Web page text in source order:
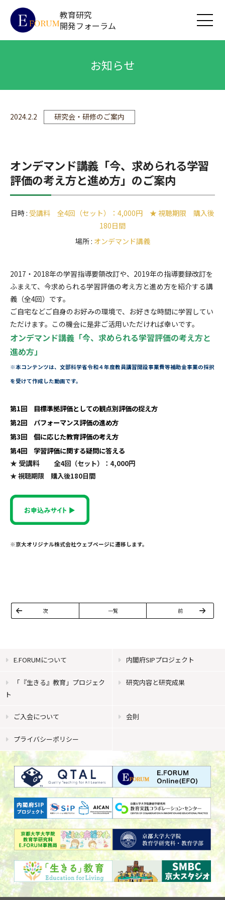
教育研究
開発フォーラム
お知らせ
2024.2.2 研究会・研修のご案内
オンデマンド講義「今、求められる学習
評価の考え方と進め方」のご案内
日時 : 受講料 全4回（セット）：4,000円 ★ 視聴期限 購入後
180日間
場所 : オンデマンド講義
2017・2018年の学習指導要領改訂や、2019年の指導要録改訂を
ふまえて、今求められる学習評価の考え方と進め方を紹介する講
義（全4回）です。
ご自宅などご自身のお好みの環境で、お好きな時間に学習してい
ただけます。この機会に是非ご活用いただければ幸いです。
オンデマンド講義「今、求められる学習評価の考え方と
進め方」
※本コンテンツは、文部科学省令和４年度教員講習開設事業費等補助金事業の採択
を受けて作成した動画です。
第1回 目標準拠評価としての観点別評価の捉え方
第2回 パフォーマンス評価の進め方
第3回 個に応じた教育評価の考え方
第4回 学習評価に関する疑問に答える
★ 受講料 全4回（セット）：4,000円
★ 視聴期限 購入後180日間
※京大オリジナル株式会社ウェブページに遷移します。
次 一覧 前
E.FORUMについて 内閣府SIPプロジェクト
「『生きる』教育」プロジェク
ト
研究内容と研究成果
ご入会について 会則
プライバシーポリシー